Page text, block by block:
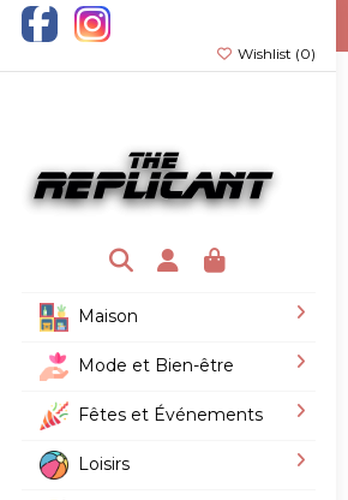
Wishlist (0)
Maison
Mode et Bien-être
Fêtes et Événements
Loisirs